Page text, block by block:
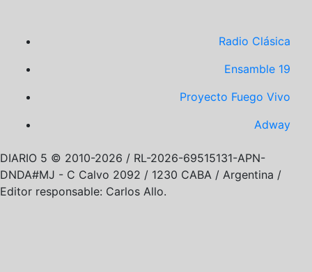
Radio Clásica
Ensamble 19
Proyecto Fuego Vivo
Adway
DIARIO 5 © 2010-2026 / RL-2026-69515131-APN-
DNDA#MJ - C Calvo 2092 / 1230 CABA / Argentina /
Editor responsable: Carlos Allo.